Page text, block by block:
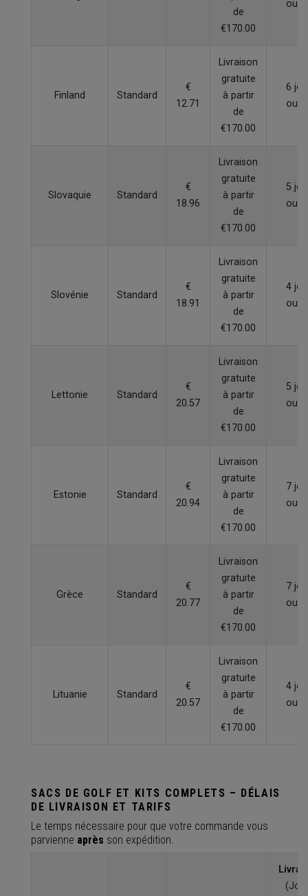
de
€170.00
Finland Standard
€
12.71
Livraison
gratuite
à partir
de
€170.00
6
Slovaquie Standard
€
18.96
Livraison
gratuite
à partir
de
€170.00
5
Slovénie Standard
€
18.91
Livraison
gratuite
à partir
de
€170.00
4
Lettonie Standard
€
20.57
Livraison
gratuite
à partir
de
€170.00
5
Estonie Standard
€
20.94
Livraison
gratuite
à partir
de
€170.00
7
Grèce Standard
€
20.77
Livraison
gratuite
à partir
de
€170.00
7
Lituanie Standard
€
20.57
Livraison
gratuite
à partir
de
€170.00
4
SACS DE GOLF ET KITS COMPLETS – DÉLAIS
DE LIVRAISON ET TARIFS
Le temps nécessaire pour que votre commande vous
parvienne après son expédition.